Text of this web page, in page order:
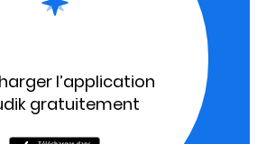
l’application
gratuitement